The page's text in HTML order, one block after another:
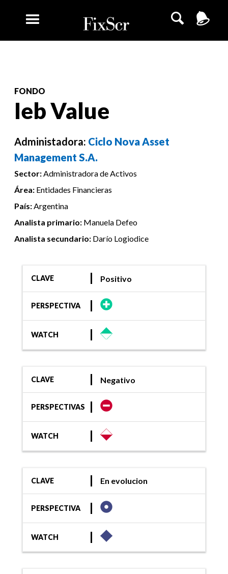
FONDO
Ieb Value
Administadora: Ciclo Nova Asset
Management S.A.
Sector:Administradora de Activos
Área: Entidades Financieras
País:Argentina
Analista primario: Manuela Defeo
Analista secundario: Darío Logiodice
CLAVE Positivo
PERSPECTIVA
WATCH
CLAVE Negativo
PERSPECTIVAS
WATCH
CLAVE En evolucion
PERSPECTIVA
WATCH